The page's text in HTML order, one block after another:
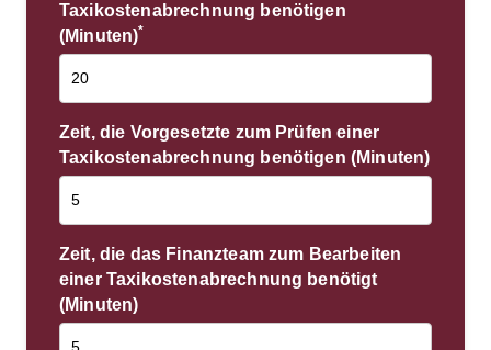
Taxikostenabrechnung benötigen
(Minuten)*
Zeit, die Vorgesetzte zum Prüfen einer
Taxikostenabrechnung benötigen (Minuten)
Zeit, die das Finanzteam zum Bearbeiten
einer Taxikostenabrechnung benötigt
(Minuten)